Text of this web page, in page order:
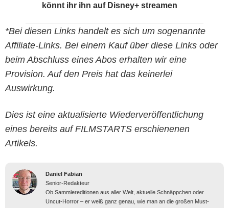
könnt ihr ihn auf Disney+ streamen
*Bei diesen Links handelt es sich um sogenannte
Affiliate-Links. Bei einem Kauf über diese Links oder
beim Abschluss eines Abos erhalten wir eine
Provision. Auf den Preis hat das keinerlei
Auswirkung.
Dies ist eine aktualisierte Wiederveröffentlichung
eines bereits auf FILMSTARTS erschienenen
Artikels.
Daniel Fabian
Senior-Redakteur
Ob Sammlereditionen aus aller Welt, aktuelle Schnäppchen oder
Uncut-Horror – er weiß ganz genau, wie man an die großen Must-